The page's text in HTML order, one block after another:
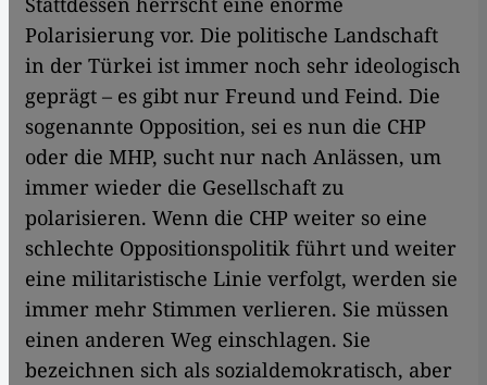
Polarisierung vor. Die politische Landschaft
in der Türkei ist immer noch sehr ideologisch
geprägt – es gibt nur Freund und Feind. Die
sogenannte Opposition, sei es nun die CHP
oder die MHP, sucht nur nach Anlässen, um
immer wieder die Gesellschaft zu
polarisieren. Wenn die CHP weiter so eine
schlechte Oppositionspolitik führt und weiter
eine militaristische Linie verfolgt, werden sie
immer mehr Stimmen verlieren. Sie müssen
einen anderen Weg einschlagen. Sie
bezeichnen sich als sozialdemokratisch, aber